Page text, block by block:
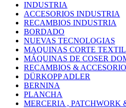
INDUSTRIA
ACCESORIOS INDUSTRIA
RECAMBIOS INDUSTRIA
BORDADO
NUEVAS TECNOLOGIAS
MAQUINAS CORTE TEXTIL
MÁQUINAS DE COSER
RECAMBIOS &
DÜRKOPP ADLER
BERNINA
PLANCHA
MERCERIA , PATCHWORK